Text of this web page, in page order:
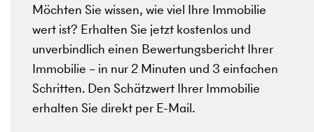
Möchten Sie wissen, wie viel Ihre Immobilie
wert ist? Erhalten Sie jetzt kostenlos und
unverbindlich einen Bewertungsbericht Ihrer
Immobilie – in nur 2 Minuten und 3 einfachen
Schritten. Den Schätzwert Ihrer Immobilie
erhalten Sie direkt per E-Mail.